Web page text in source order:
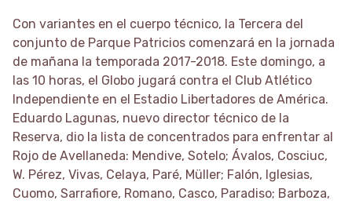
Con variantes en el cuerpo técnico, la Tercera del
conjunto de Parque Patricios comenzará en la jornada
de mañana la temporada 2017-2018. Este domingo, a
las 10 horas, el Globo jugará contra el Club Atlético
Independiente en el Estadio Libertadores de América.
Eduardo Lagunas, nuevo director técnico de la
Reserva, dio la lista de concentrados para enfrentar al
Rojo de Avellaneda: Mendive, Sotelo; Ávalos, Cosciuc,
W. Pérez, Vivas, Celaya, Paré, Müller; Falón, Iglesias,
Cuomo, Sarrafiore, Romano, Casco, Paradiso; Barboza,